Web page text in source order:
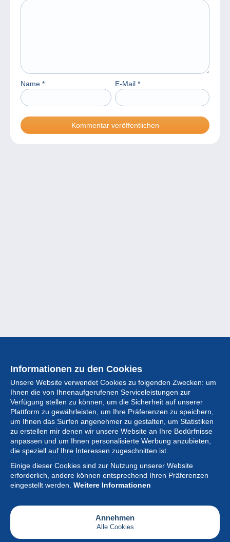
Name * E-Mail *
Informationen zu den Cookies
Unsere Website verwendet Cookies zu folgenden Zwecken: um
Ihnen die von Ihnenaufgerufenen Serviceleistungen zur
Verfügung stellen zu können, um die Sicherheit auf unserer
Plattform zu gewährleisten, um Ihre Präferenzen zu speichern,
um Ihnen das Surfen angenehmer zu gestalten, um Statistiken
zu erstellen mir denen wir unsere Website an Ihre Bedürfnisse
anpassen und um Ihnen personalisierte Werbung anzubieten,
die speziell auf Ihre Interessen zugeschnitten ist.
Einige dieser Cookies sind zur Nutzung unserer Website
erforderlich, andere können entsprechend Ihren Präferenzen
eingestellt werden. Weitere Informationen
Annehmen
Alle Cookies
Sammlung
Neuigkeiten
Artikel
Gesellschaft
Serviceleistungen